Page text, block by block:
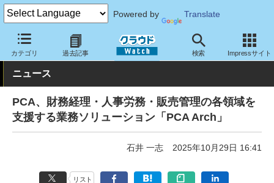
Powered by Translate
カテゴリ 過去記事 検索 Impressサイト
クラウド Watch サービス・ソフト サービス 業務関連
ニュース
PCA、財務経理・人事労務・販売管理の各領域を
支援する業務ソリューション「PCA Arch」
石井 一志 2025年10月29日 16:41
リスト